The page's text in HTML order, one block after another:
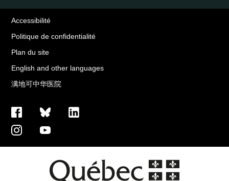
Accessibilité
Politique de confidentialité
Plan du site
English and other languages
满地可中华医院